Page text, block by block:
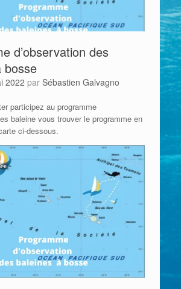
d’observation des
bosse
2022 par Sébastien Galvagno
participez au programme
baleine vous trouver le programme en
ci-dessous.